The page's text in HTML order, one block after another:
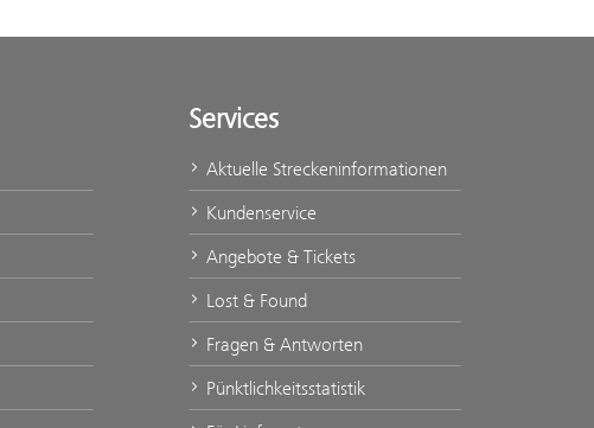
Services
Aktuelle Streckeninformationen
Kundenservice
Angebote & Tickets
Lost & Found
Fragen & Antworten
Pünktlichkeitsstatistik